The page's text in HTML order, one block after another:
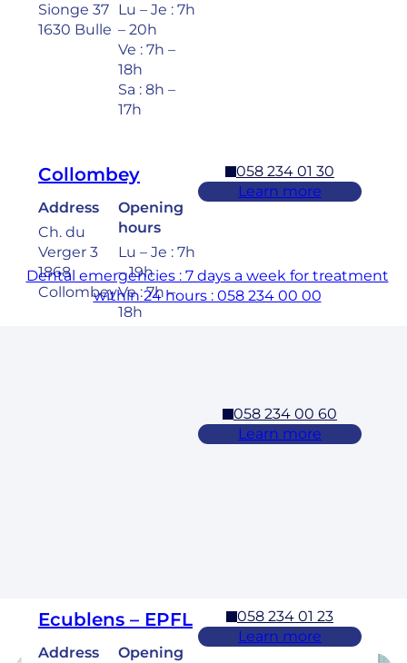
Sionge 37
1630 Bulle
Lu – Je : 7h
– 20h
Ve : 7h –
18h
Sa : 8h –
17h
Collombey
Address
Ch. du
Verger 3
1868
Collombey
Opening
hours
Lu – Je : 7h
– 19h
Ve : 7h –
18h
058 234 01 30
Learn more
058 234 00 60
Learn more
Ecublens – EPFL
Address
Opening
058 234 01 23
Learn more
Dental emergencies : 7 days a week for treatment
within 24 hours : 058 234 00 00